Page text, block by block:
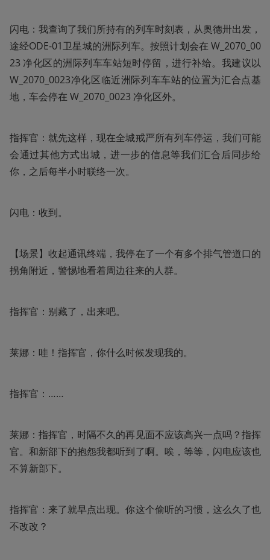
闪电：我查询了我们所持有的列车时刻表，从奥德卅出发，
途经ODE-01卫星城的洲际列车。按照计划会在 W_2070_00
23 净化区的洲际列车车站短时停留，进行补给。我建议以
W_2070_0023净化区临近洲际列车车站的位置为汇合点基
地，车会停在 W_2070_0023 净化区外。
指挥官：就先这样，现在全城戒严所有列车停运，我们可能
会通过其他方式出城，进一步的信息等我们汇合后同步给
你，之后每半小时联络一次。
闪电：收到。
【场景】收起通讯终端，我停在了一个有多个排气管道口的
拐角附近，警惕地看着周边往来的人群。
指挥官：别藏了，出来吧。
莱娜：哇！指挥官，你什么时候发现我的。
指挥官：……
莱娜：指挥官，时隔不久的再见面不应该高兴一点吗？指挥
官。和新部下的抱怨我都听到了啊。唉，等等，闪电应该也
不算新部下。
指挥官：来了就早点出现。你这个偷听的习惯，这么久了也
不改改？